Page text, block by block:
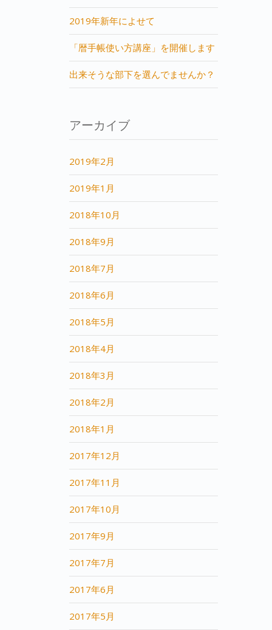
2019年新年によせて
「暦手帳使い方講座」を開催します
出来そうな部下を選んでませんか？
アーカイブ
2019年2月
2019年1月
2018年10月
2018年9月
2018年7月
2018年6月
2018年5月
2018年4月
2018年3月
2018年2月
2018年1月
2017年12月
2017年11月
2017年10月
2017年9月
2017年7月
2017年6月
2017年5月